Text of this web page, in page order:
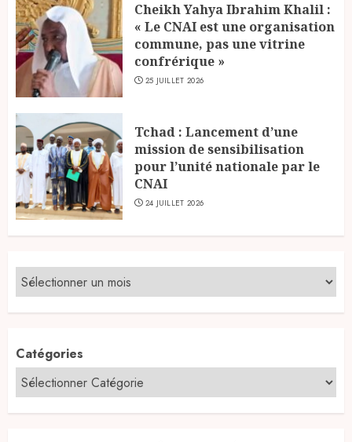
Cheikh Yahya Ibrahim Khalil :
« Le CNAI est une organisation
commune, pas une vitrine
confrérique »
25 JUILLET 2026
Tchad : Lancement d’une
mission de sensibilisation
pour l’unité nationale par le
CNAI
24 JUILLET 2026
Catégories